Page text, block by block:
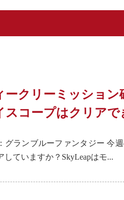
ークリーミッショ
スコープはクリアで
グランブルーファンタジー 今
していますか？SkyLeapはモ...